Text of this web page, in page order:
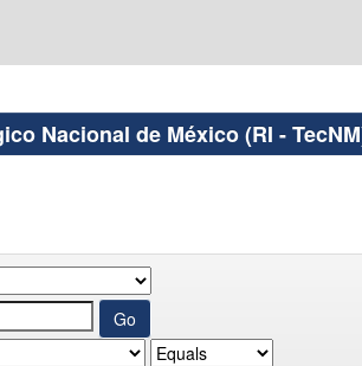
Nacional de México (RI -